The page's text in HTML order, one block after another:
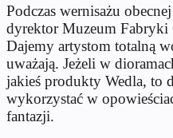
Podczas wernisażu
dyrektor Muzeum Fabryki
Dajemy artystom totalną
uważają. Jeżeli w
jakieś produkty Wedla, to
wykorzystać w
fantazji.